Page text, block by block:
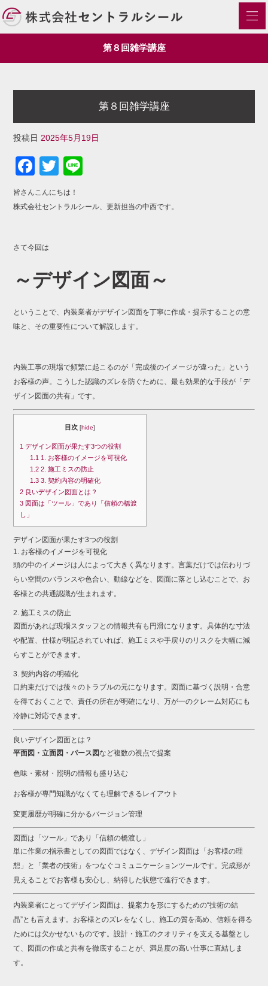
第８回雑学講座
第８回雑学講座
投稿日 2025年5月19日
Facebook
Twitter
皆さんこんにちは！
株式会社セントラルシール、更新担当の中西です。
さて今回は
～デザイン 図面～
ということで、 内装業者がデザイン 図面を丁寧に作成・提示することの意
味と、 その重要性について解説し ます。
内装工事の現場で頻繁に起こるのが「完成後のイメージが違 った」
という
お客様の声。 こうした認識のズレを 防ぐために、最も効果的な手段が「デ
ザイン 図面の共有」です。
目次 [hide]
1 デザイン図面が果たす3つの役割
1.1 1. お客様のイメージを可視化
1.2 2. 施工ミスの防止
1.3 3. 契約内容の明確化
2 良いデザイン図面とは？
3 図面は「ツール」であり「信頼の橋渡
し」
デザイン図面が果たす3つの役割
1. お客様のイメージを可視化
頭の中のイメージは 人 によって大きく異なり ます。言葉だけでは伝わりづ
らい空間のバランスや色合い、動線などを、 図面に落とし込む ことで、 お
客様 との共通認識が生まれます。
2.施工 ミスの防止
図面があれば現場スタッフ との情報共有も 円滑になり ます。具体的な寸法
や配置、仕様が明記されていれば、施工 ミスや手戻りの リスク を大幅に減
らす ことができ ます。
3.契約内容の明確化
口約束だけでは後々の トラブルの元になり ます。 図面に基づく説明・合意
を得ておく ことで、責任の所在が明確になり、万が一のクレーム対応に も
冷静に対応でき ます。
良いデザイン図面とは？
平面図・立面図・パース図など複数の視点で提案
色味・素材・ 照明の情報 も盛り込む
お客様が専門知識がなくて も理解できるレイアウト
変更履歴が明確に分かるバージョン管理
図面は「ツール」であり「信頼の橋渡し」
単に作業の指示書としての図面ではなく、デザイン図面は「お客様の理
想」
と「業者の技術」 をつなぐ コミュニケーションツールです。完成形が
見える ことでお客様 も安心し、納得した状態で進行でき ます。
内装業者にとってデザイン図面は、提案力を形にするための“技術の結
晶”とも言え ます。 お客様 とのズレをなく し、施工の質を高め、信頼を得る
ためには欠かせないものです。設計・施工のクオリティ を支える基盤とし
て、 図面の作成と共有を徹底する ことが、満足 度の高い仕事に直結し ま
す。